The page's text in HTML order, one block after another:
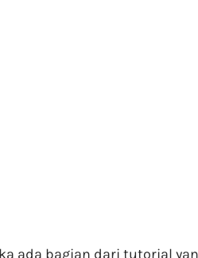
ada bagian dari tutorial